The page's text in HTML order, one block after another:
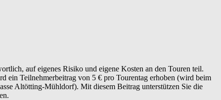
auf eigenes Risiko und eigene Kosten an den Touren teil.
ein Teilnehmerbeitrag von 5 € pro Tourentag erhoben (wird beim
Altötting-Mühldorf). Mit diesem Beitrag unterstützen Sie die